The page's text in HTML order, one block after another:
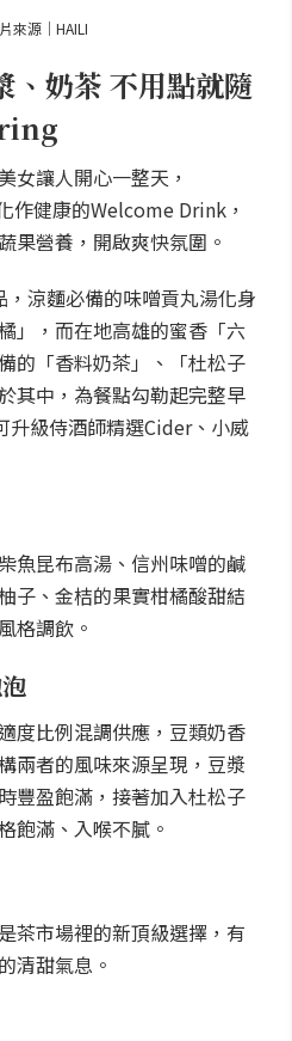
來源｜HAILI
、奶茶 不用點就隨
女讓人開心一整天，
作健康的Welcome Drink，
果營養，開啟爽快氛圍。
涼麵必備的味噌貢丸湯化身
」，而在地高雄的蜜香「六
的「香料奶茶」、「杜松子
其中，為餐點勾勒起完整早
升級侍酒師精選Cider、小威
魚昆布高湯、信州味噌的鹹
子、金桔的果實柑橘酸甜結
格調飲。
度比例混調供應，豆類奶香
兩者的風味來源呈現，豆漿
豐盈飽滿，接著加入杜松子
飽滿、入喉不膩。
茶市場裡的新頂級選擇，有
清甜氣息。